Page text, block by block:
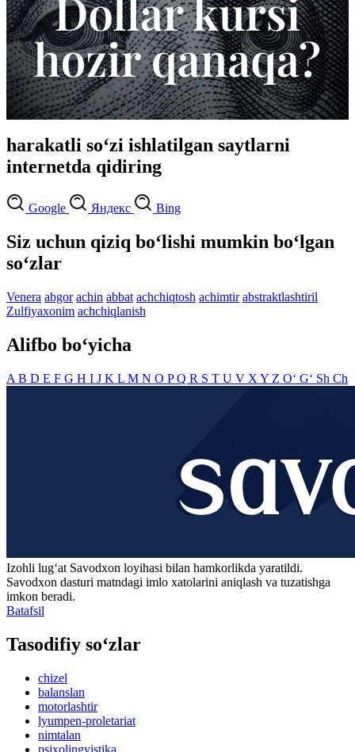
harakatli so‘zi ishlatilgan saytlarni
internetda qidiring
Google Яндекс Bing
Siz uchun qiziq bo‘lishi mumkin bo‘lgan
so‘zlar
Venera abgor achin abbat achchiqtosh achimtir abstraktlashtiril
Zulfiyaxonim achchiqlanish
Alifbo bo‘yicha
A B D E F G H I J K L M N O PQ R S T U V X Y Z O‘ G‘ Sh Ch
Izohli lugʻat Savodxon loyihasi bilan hamkorlikda yaratildi.
Savodxon dasturi matndagi imlo xatolarini aniqlash va tuzatishga
imkon beradi.
Batafsil
Tasodifiy so‘zlar
chizel
balanslan
motorlashtir
lyumpen-proletariat
nimtalan
psixolingvistika